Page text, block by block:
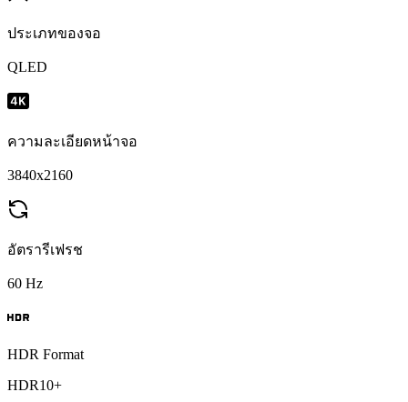
ประเภทของจอ
QLED
ความละเอียดหน้าจอ
3840x2160
อัตรารีเฟรช
60 Hz
HDR Format
HDR10+